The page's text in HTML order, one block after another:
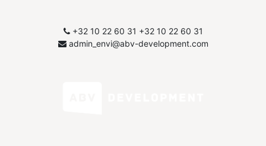
+32 10 22 60 31 ​+32 10 22 60 31
admin_envi@abv-development.com